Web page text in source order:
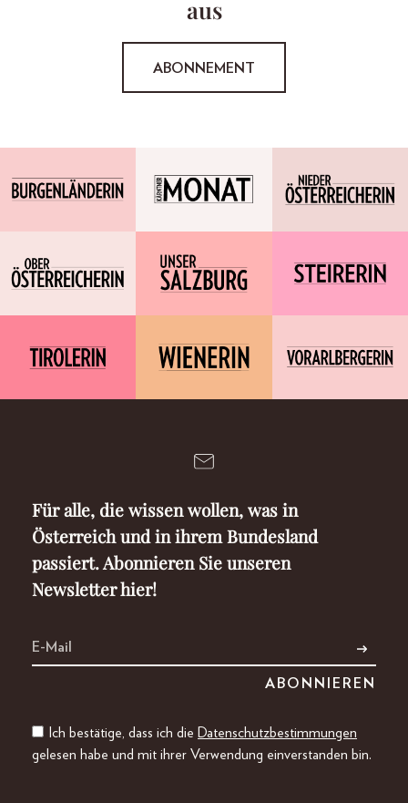
aus
ABONNEMENT
Für alle, die wissen wollen, was in
Österreich und in ihrem Bundesland
passiert. Abonnieren Sie unseren
Newsletter hier!
Ich bestätige, dass ich die Datenschutzbestimmungen
gelesen habe und mit ihrer Verwendung einverstanden bin.